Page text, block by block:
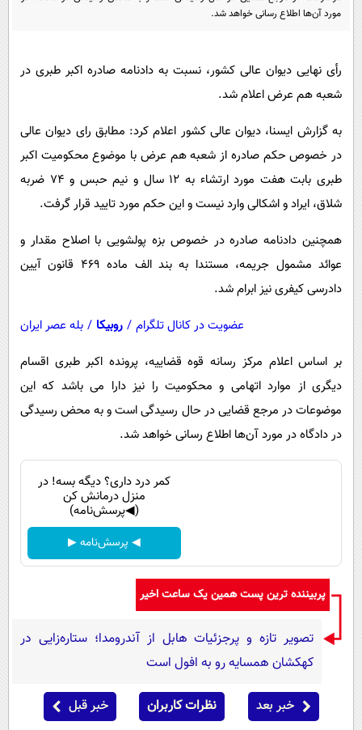
گوناگون
محیط زیست
سلامت
فرهنگی
اجتماعی
پیامک
آشپزی
مورد آن‌ها اطلاع رسانی خواهد شد.
رأی نهایی دیوان عالی کشور، نسبت به دادنامه صادره اکبر طبری در
شعبه هم عرض اعلام شد.
به گزارش ایسنا، دیوان عالی کشور اعلام کرد: مطابق رای دیوان عالی
در خصوص حکم صادره از شعبه هم عرض با موضوع محکومیت اکبر
طبری بابت هفت مورد ارتشاء به ۱۲ سال و نیم حبس و ۷۴ ضربه
شلاق، ایراد و اشکالی وارد نیست و این حکم مورد تایید قرار گرفت.
همچنین دادنامه صادره در خصوص بزه پولشویی با اصلاح مقدار و
عوائد مشمول جریمه، مستندا به بند الف ماده ۴۶۹ قانون آیین
دادرسی کیفری نیز ابرام شد.
عضویت در کانال تلگرام / روبیکا / بله عصر ایران
بر اساس اعلام مرکز رسانه قوه قضاییه، پرونده اکبر طبری اقسام
دیگری از موارد اتهامی و محکومیت را نیز دارا می باشد که این
موضوعات در مرجع قضایی در حال رسیدگی است و به محض رسیدگی
در دادگاه در مورد آن‌ها اطلاع رسانی خواهد شد.
کمر درد داری؟ دیگه بسه! در
منزل درمانش کن
(◀پرسش‌نامه)
◀ پرسش‌نامه ▶
پربیننده ترین پست همین یک ساعت اخیر
تصویر تازه و پرجزئیات هابل از آندرومدا؛ ستاره‌زایی در
کهکشان همسایه رو به افول است
خبر بعد نظرات کاربران خبر قبل